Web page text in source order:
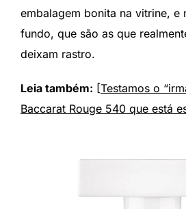
embalagem bonita na vitrine, e
fundo, que são as que
deixam rastro.
Leia também: [Testamos o
Baccarat Rouge 540 que está